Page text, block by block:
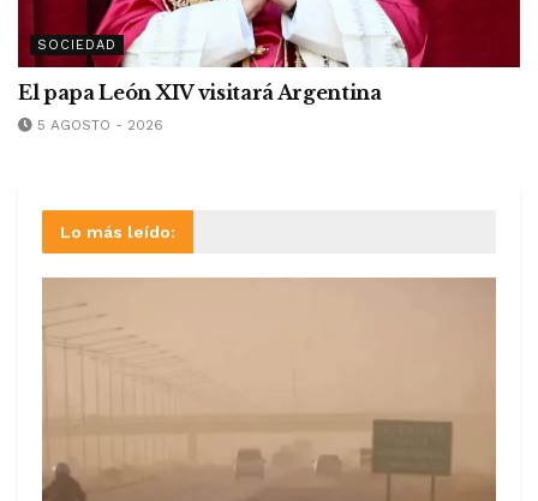
SOCIEDAD
El papa León XIV visitará Argentina
5 AGOSTO - 2026
Lo más leído: